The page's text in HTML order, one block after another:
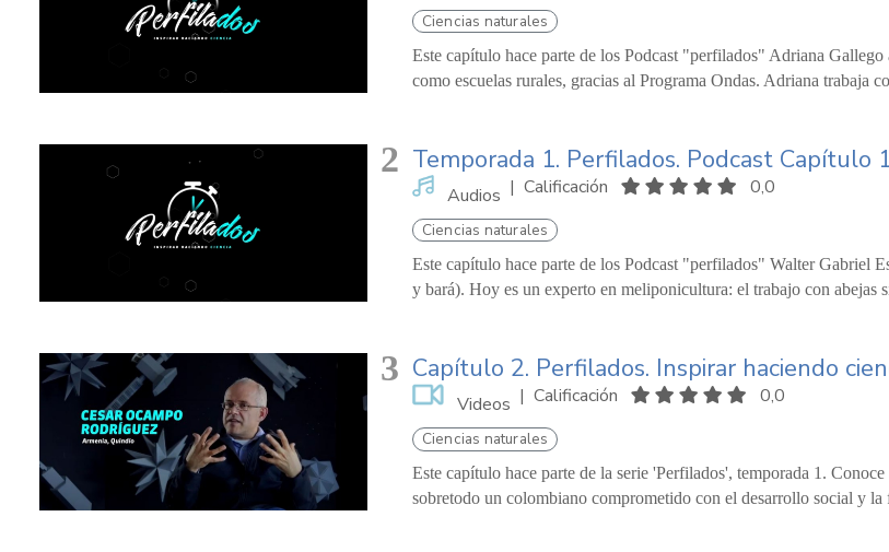
Ciencias naturales
Este capítulo hace parte de los Podcast "perfilados" Adriana
como escuelas rurales, gracias al Programa Ondas. Adriana trabaja
2 Temporada 1. Perfilados. Podcast Capítulo
Audios | Calificación 0,0
Ciencias naturales
Este capítulo hace parte de los Podcast "perfilados" Walter Gabriel
y bará). Hoy es un experto en meliponicultura: el trabajo con abejas
3 Capítulo 2. Perfilados. Inspirar haciendo
Videos | Calificación 0,0
Ciencias naturales
Este capítulo hace parte de la serie 'Perfilados', temporada 1.
sobretodo un colombiano comprometido con el desarrollo social y